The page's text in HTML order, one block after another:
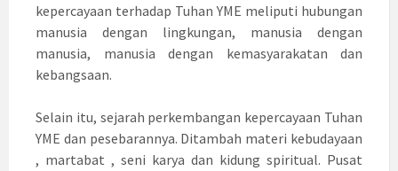
kepercayaan terhadap Tuhan YME meliputi hubungan
manusia dengan lingkungan, manusia dengan
manusia, manusia dengan kemasyarakatan dan
kebangsaan.
Selain itu, sejarah perkembangan kepercayaan Tuhan
YME dan pesebarannya. Ditambah materi kebudayaan
, martabat , seni karya dan kidung spiritual. Pusat